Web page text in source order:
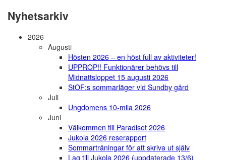
Nyhetsarkiv
2026
Augusti
Hösten 2026 – en höst full av aktiviteter!
UPPROP!! Funktionärer behövs till
Midnattsloppet 15 augusti 2026
StOF:s sommarläger vid Sundby gård
Juli
Ungdomens 10-mila 2026
Juni
Välkommen till Paradiset 2026
Jukola 2026 reserapport
Sommarträningar för att skriva ut själv
Lag till Jukola 2026 (uppdaterade 13/6)